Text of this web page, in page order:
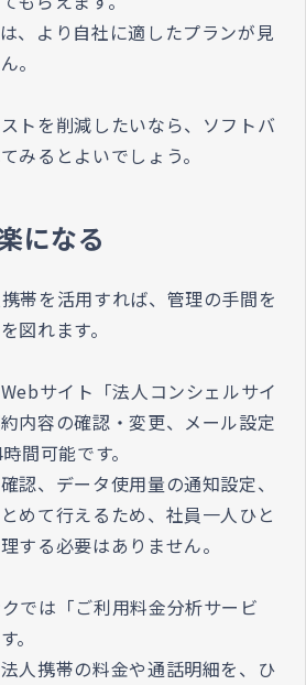
、より自社に適したプランが見
。
トを削減したいなら、ソフトバ
みるとよいでしょう。
になる
帯を活用すれば、管理の手間を
図れます。
サイト「法人コンシェルサイ
内容の確認・変更、メール設定
間可能です。
認、データ使用量の通知設定、
めて行えるため、社員一人ひと
する必要はありません。
では「ご利用料金分析サービ
。
人携帯の料金や通話明細を、ひ